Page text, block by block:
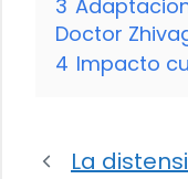
3
Doctor
4 Impacto
La